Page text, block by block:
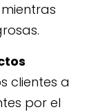
clientes a
por el